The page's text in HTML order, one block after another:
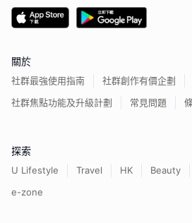
關於
社群最強使用指南
社群創作有價企劃
社群焦點功能及升級計劃
常見問題
探索
U Lifestyle Travel HK Beauty
e-zone